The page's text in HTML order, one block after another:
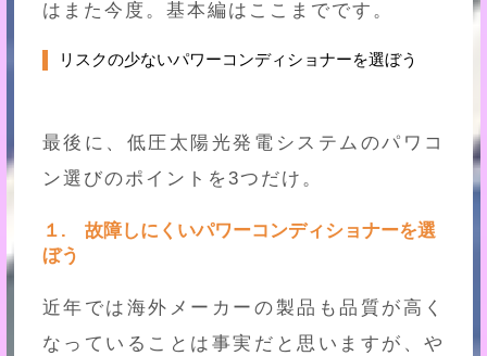
はまた今度。基本編はここまでです。
リスクの少ないパワーコンディショナーを選ぼう
最後に、低圧太陽光発電システムのパワコ
ン選びのポイントを3つだけ。
１. 故障しにくいパワーコンディショナーを選
ぼう
近年では海外メーカーの製品も品質が高く
なっていることは事実だと思いますが、や